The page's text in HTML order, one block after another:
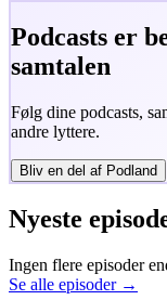
Podcasts er
samtalen
Følg dine podcasts,
andre lyttere.
Bliv en del af Podland
Nyeste
Ingen flere episoder
Se alle episoder →